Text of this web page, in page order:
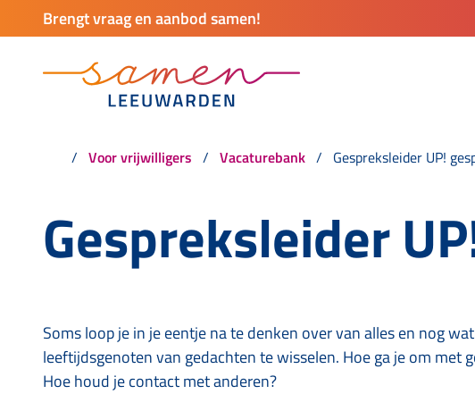
Brengt vraag en aanbod samen!
Voor vrijwilligers Vacaturebank Gespreksleider UP!
Gespreksleider
Soms loop je in je eentje na te denken over van alles en nog
leeftijdsgenoten van gedachten te wisselen. Hoe ga je om met
Hoe houd je contact met anderen?